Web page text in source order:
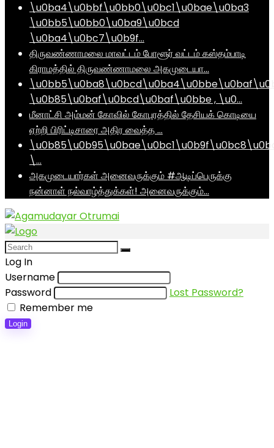
\u0ba4\u0bbf\u0bb0\u0bc1\u0bae\u0ba3
\u0bb5\u0bb0\u0ba9\u0bcd
\u0ba4\u0bc7\u0b9f…
திருவண்ணாமலை மாவட்டம் போளூர் வட்டம் கஸ்தம்பாடி
கிராமத்தில் திருவண்ணாமலை அகமுடையா…
\u0b85\u0baf\u0bcd\u0baf\u0bbe , \u0…
மீனாட்சி அம்மன் கோவில் கோபுரத்தில் தேசியக் கொடியை
ஏற்றி பிரிட்டிசாரை அதிர வைத்த …
\…
அகமுடையார்கள் அனைவருக்கும் #ஆடிப்பெருக்கு
நன்னாள் நல்வாழ்த்துக்கள்! அனைவருக்கும்…
Log In
Username
Password
Lost Password?
Remember me
Login